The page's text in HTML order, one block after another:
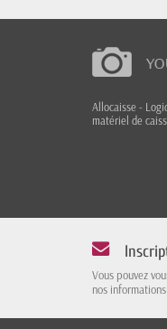
Allocaisse -
matériel de
Vous pouvez
nos